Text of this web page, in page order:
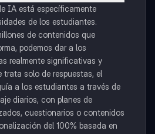
IA está específicamente
de los estudiantes.
de contenidos que
podemos dar a los
realmente significativas y
trata solo de respuestas, el
a los estudiantes a través de
diarios, con planes de
cuestionarios o contenidos
del 100% basada en